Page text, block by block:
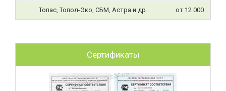
Топас, Топол-Эко, СБМ, Астра и др. от 12 000
Сертификаты